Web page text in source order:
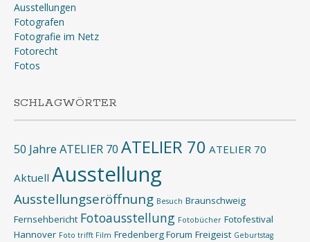
Ausstellungen
Fotografen
Fotografie im Netz
Fotorecht
Fotos
SCHLAGWÖRTER
50 Jahre ATELIER 70 ATELIER 70 ATELIER 70
Aktuell Ausstellung
Ausstellungseröffnung Besuch Braunschweig
Fernsehbericht Fotoausstellung Fotobücher Fotofestival
Hannover Foto trifft Film Fredenberg Forum Freigeist Geburtstag